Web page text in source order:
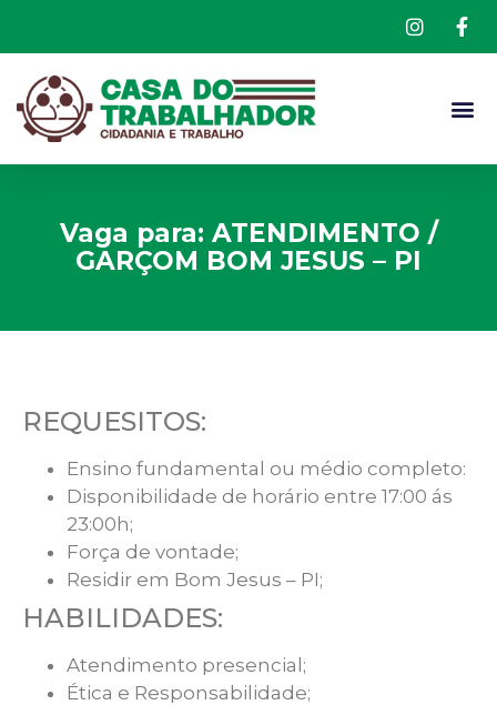
Vaga para: ATENDIMENTO /
GARÇOM BOM JESUS – PI
REQUESITOS:
Ensino fundamental ou médio completo:
Disponibilidade de horário entre 17:00 ás
23:00h;
Força de vontade;
Residir em Bom Jesus – PI;
HABILIDADES:
Atendimento presencial;
Ética e Responsabilidade;